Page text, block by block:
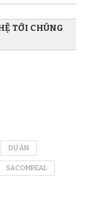
TỚI CHÚNG
DỰ ÁN
SACOMREAL